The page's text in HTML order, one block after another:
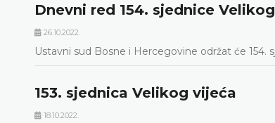
Dnevni red 154. sjednice
26.10.2022.
Ustavni sud Bosne i Hercegovine održat će
153. sjednica Velikog vijeća
18.10.2022.